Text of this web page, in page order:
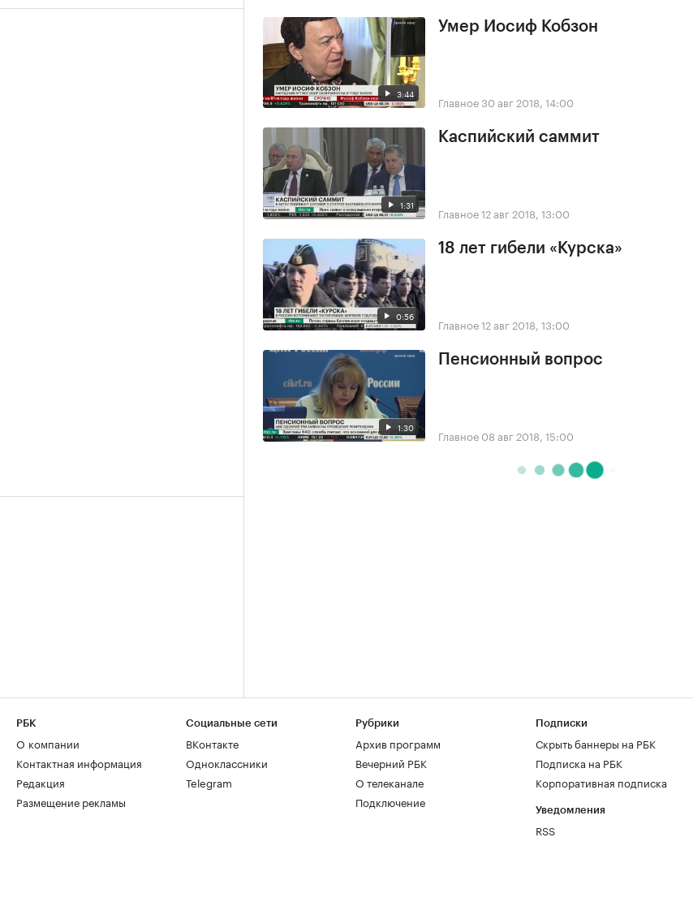
3:44
Умер Иосиф Кобзон
Главное30 авг 2018, 14:00
1:31
Каспийский саммит
Главное12 авг 2018, 13:00
0:56
18 лет гибели «Курска»
Главное12 авг 2018, 13:00
1:30
Пенсионный вопрос
Главное 08 авг 2018, 15:00
РБК
О компании
Контактная информация
Редакция
Размещение рекламы
Социальные сети
ВКонтакте
Одноклассники
Telegram
Рубрики
Архив программ
Вечерний РБК
О телеканале
Подключение
Подписки
Скрыть баннеры на РБК
Подписка на РБК
Корпоративная подписка
Уведомления
RSS